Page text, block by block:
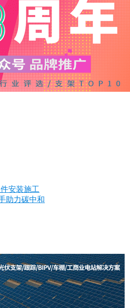
安装施工
助力碳中和